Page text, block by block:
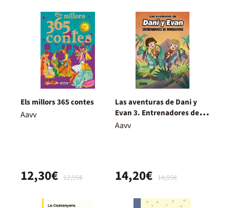
Els millors 365 contes
Aavv
12,95€
12,30€
Las aventuras de Dani y
Evan 3. Entrenadores de
dinosaurios
Aavv
14,95€
14,20€